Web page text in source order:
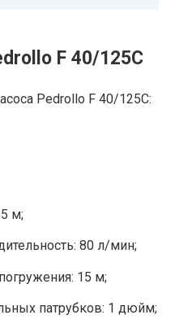
F 40/125C
Pedrollo F 40/125C:
м;
80 л/мин;
15 м;
патрубков: 1 дюйм;